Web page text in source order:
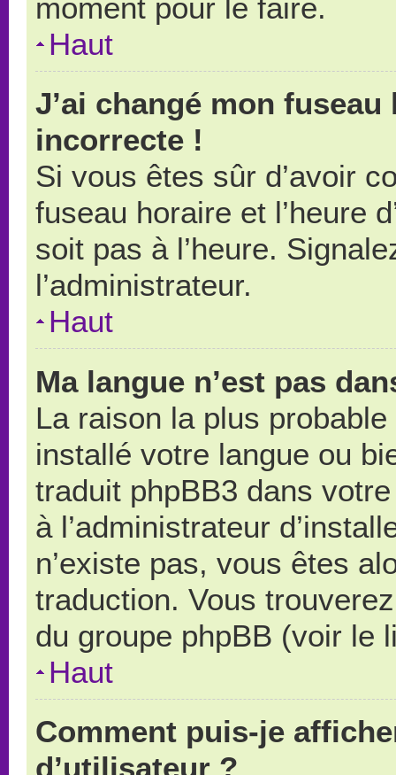
moment pour le faire.
Haut
J’ai changé mon
incorrecte !
Si vous êtes sûr d’avoir
fuseau horaire et l’heure
soit pas à l’heure.
l’administrateur.
Haut
Ma langue n’est pas
La raison la plus probable
installé votre langue ou
traduit phpBB3 dans
à l’administrateur
n’existe pas, vous êtes
traduction. Vous
du groupe phpBB (voir le
Haut
Comment puis-je
d’utilisateur ?